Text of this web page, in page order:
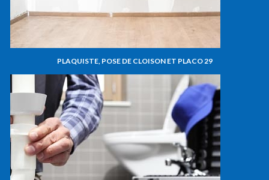
PLAQUISTE, POSE DE CLOISON ET PLACO 29